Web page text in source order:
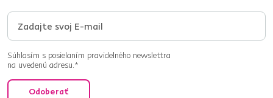
Súhlasím s posielaním pravidelného newslettra
na uvedenú adresu.*
Odoberať